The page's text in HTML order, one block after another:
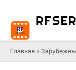
RF
Главная »